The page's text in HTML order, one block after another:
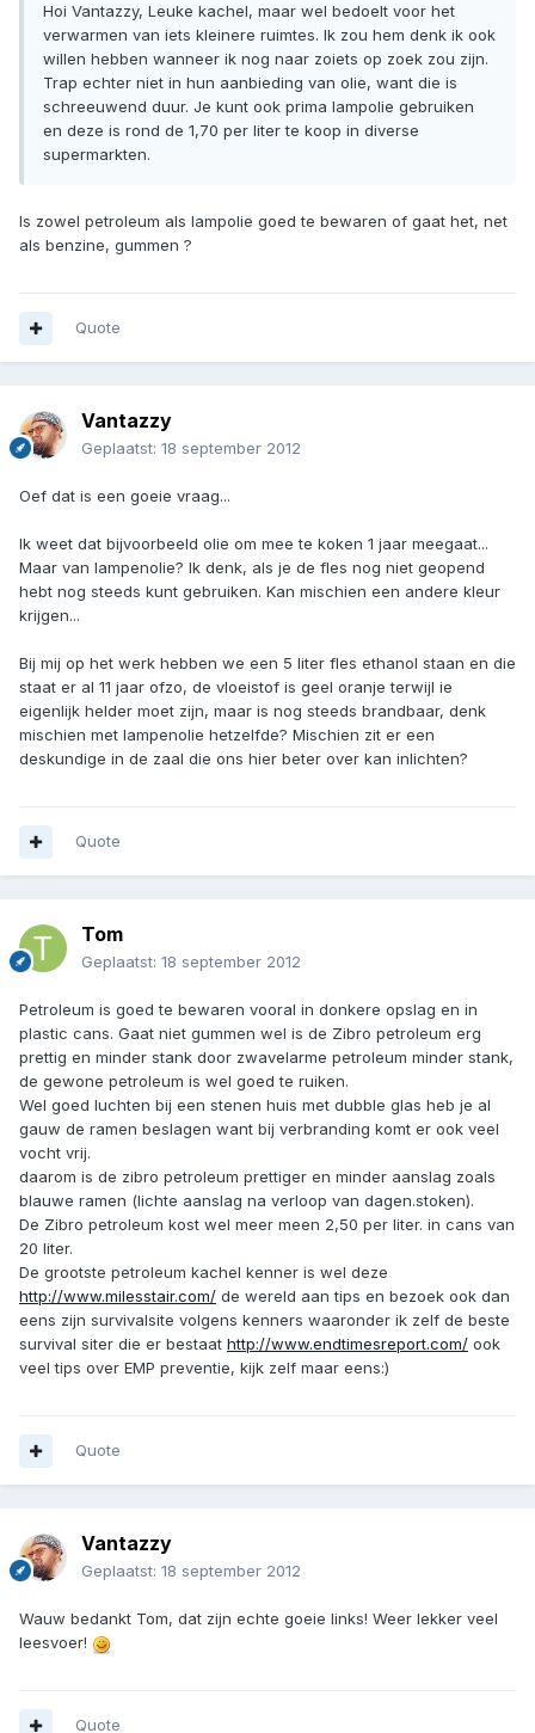
Hoi Vantazzy, Leuke kachel, maar wel bedoelt voor het
verwarmen van iets kleinere ruimtes. Ik zou hem denk ik ook
willen hebben wanneer ik nog naar zoiets op zoek zou zijn.
Trap echter niet in hun aanbieding van olie, want die is
schreeuwend duur. Je kunt ook prima lampolie gebruiken
en deze is rond de 1,70 per liter te koop in diverse
supermarkten.
Is zowel petroleum als lampolie goed te bewaren of gaat het, net
als benzine, gummen ?
Quote
Vantazzy
Geplaatst: 18 september 2012
Oef dat is een goeie vraag...
Ik weet dat bijvoorbeeld olie om mee te koken 1 jaar meegaat...
Maar van lampenolie? Ik denk, als je de fles nog niet geopend
hebt nog steeds kunt gebruiken. Kan mischien een andere kleur
krijgen...
Bij mij op het werk hebben we een 5 liter fles ethanol staan en die
staat er al 11 jaar ofzo, de vloeistof is geel oranje terwijl ie
eigenlijk helder moet zijn, maar is nog steeds brandbaar, denk
mischien met lampenolie hetzelfde? Mischien zit er een
deskundige in de zaal die ons hier beter over kan inlichten?
Quote
Tom
Geplaatst: 18 september 2012
Petroleum is goed te bewaren vooral in donkere opslag en in
plastic cans. Gaat niet gummen wel is de Zibro petroleum erg
prettig en minder stank door zwavelarme petroleum minder stank,
de gewone petroleum is wel goed te ruiken.
Wel goed luchten bij een stenen huis met dubble glas heb je al
gauw de ramen beslagen want bij verbranding komt er ook veel
vocht vrij.
daarom is de zibro petroleum prettiger en minder aanslag zoals
blauwe ramen (lichte aanslag na verloop van dagen.stoken).
De Zibro petroleum kost wel meer meen 2,50 per liter. in cans van
20 liter.
De grootste petroleum kachel kenner is wel deze
http://www.milesstair.com/ de wereld aan tips en bezoek ook dan
eens zijn survivalsite volgens kenners waaronder ik zelf de beste
survival siter die er bestaat http://www.endtimesreport.com/ ook
veel tips over EMP preventie, kijk zelf maar eens:)
Quote
Vantazzy
Geplaatst: 18 september 2012
Wauw bedankt Tom, dat zijn echte goeie links! Weer lekker veel
leesvoer!
Quote